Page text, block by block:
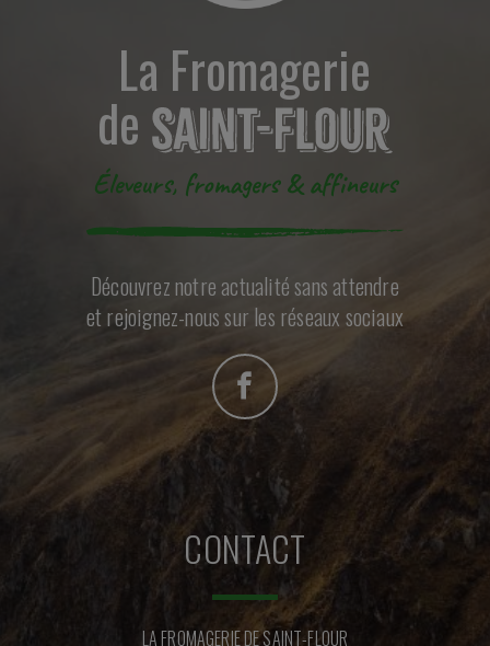
La Fromagerie
de
Éleveurs, fromagers & affineurs
Découvrez notre actualité sans attendre
et rejoignez-nous sur les réseaux sociaux
CONTACT
LA FROMAGERIE DE SAINT-FLOUR